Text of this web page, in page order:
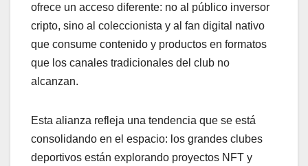
ofrece un acceso diferente: no al público inversor
cripto, sino al coleccionista y al fan digital nativo
que consume contenido y productos en formatos
que los canales tradicionales del club no
alcanzan.
Esta alianza refleja una tendencia que se está
consolidando en el espacio: los grandes clubes
deportivos están explorando proyectos NFT y